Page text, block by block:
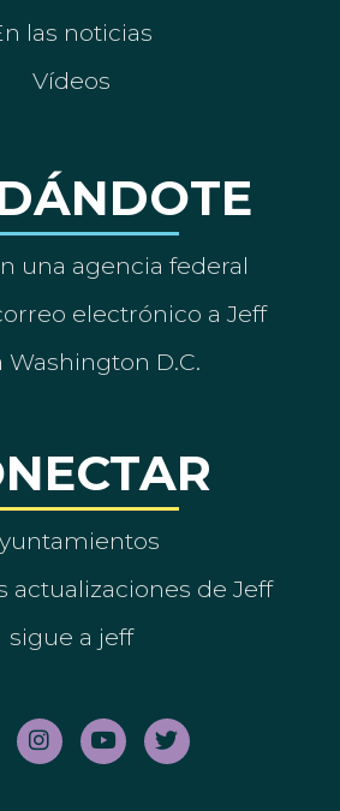
las noticias
Vídeos
una agencia federal
electrónico a Jeff
Washington D.C.
actualizaciones de Jeff
sigue a jeff